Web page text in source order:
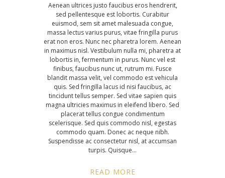
Aenean ultrices justo faucibus eros hendrerit,
sed pellentesque est lobortis. Curabitur
euismod, sem sit amet malesuada congue,
massa lectus varius purus, vitae fringilla purus
erat non eros. Nunc nec pharetra lorem. Aenean
in maximus nisl. Vestibulum nulla mi, pharetra at
lobortis in, fermentum in purus. Nunc vel est
finibus, faucibus nunc ut, rutrum mi. Fusce
blandit massa velit, vel commodo est vehicula
quis. Sed fringilla lacus id nisi faucibus, ac
tincidunt tellus semper. Sed vitae sapien quis
magna ultricies maximus in eleifend libero. Sed
placerat tellus congue condimentum
scelerisque. Sed quis commodo nisl, egestas
commodo quam. Donec ac neque nibh.
Suspendisse ac consectetur nisl, at accumsan
turpis. Quisque
READ MORE